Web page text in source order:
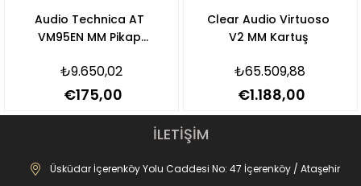
Audio Technica AT
VM95EN MM Pikap
₺9.650,02
€175,00
Clear Audio Virtuoso
V2 MM Kartuş
₺65.509,88
€1.188,00
İLETİŞİM
Üsküdar İçerenköy Yolu Caddesi No: 47 İçerenköy / Ataşehir